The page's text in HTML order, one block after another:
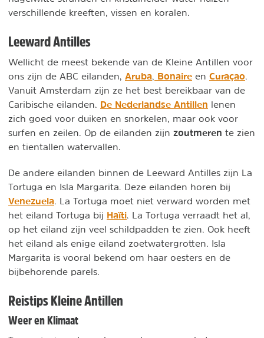
verschillende kreeften, vissen en koralen.
Leeward Antilles
Wellicht de meest bekende van de Kleine Antillen voor
ons zijn de ABC eilanden, Aruba Bonaire en Curaçao
Vanuit Amsterdam zijn ze het best bereikbaar van de
Caribische eilanden. De Nederlandse Antillen lenen
zich goed voor duiken en snorkelen, maar ook voor
surfen en zeilen. Op de eilanden zijn zoutmeren te zien
en tientallen watervallen.
De andere eilanden binnen de Leeward Antilles zijn La
Tortuga en Isla Margarita. Deze eilanden horen bij
Venezuela . La Tortuga moet niet verward worden met
het eiland Tortuga bij Haïti . La Tortuga verraadt het al,
op het eiland zijn veel schildpadden te zien. Ook heeft
het eiland als enige eiland zoetwatergrotten. Isla
Margarita is vooral bekend om haar oesters en de
bijbehorende parels.
Reistips Kleine Antillen
Weer en Klimaat